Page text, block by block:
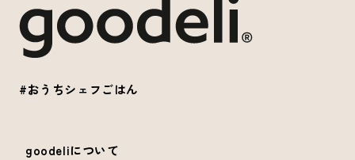
#おうちシェフごはん
goodeliについて